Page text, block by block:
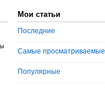
Мои статьи
Последние
Самые просматриваемые
Популярные